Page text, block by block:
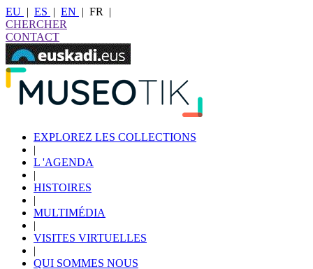
EU | ES | EN | FR
|
CHERCHER
CONTACT
EXPLOREZ LES COLLECTIONS
|
L 'AGENDA
|
HISTOIRES
|
MULTIMÉDIA
|
VISITES VIRTUELLES
|
QUI SOMMES NOUS